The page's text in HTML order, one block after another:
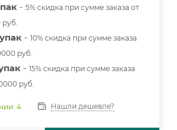
- 5% скидка при сумме заказа от
руб.
- 10% скидка при сумме заказа
руб.
- 15% скидка при сумме заказа
руб.
4 Нашли дешевле?